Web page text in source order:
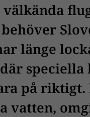
länge
på
vatten,